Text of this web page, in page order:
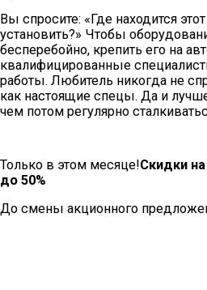
Вы спросите: «Где находится
установить?» Чтобы
бесперебойно, крепить его на
квалифицированные
работы. Любитель никогда не
как настоящие спецы. Да и
чем потом регулярно
Только в этом месяце!Скидки
до 50%
До смены акционного